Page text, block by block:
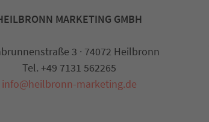
MARKETING GMBH
3 · 74072 Heilbronn
Tel. +49 7131 562265
info@heilbronn-marketing.de